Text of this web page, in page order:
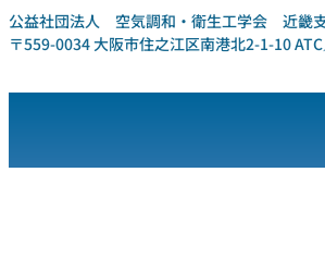
公益社団法人 空気調和・衛生工学会 近畿
〒559-0034 大阪市住之江区南港北2-1-10